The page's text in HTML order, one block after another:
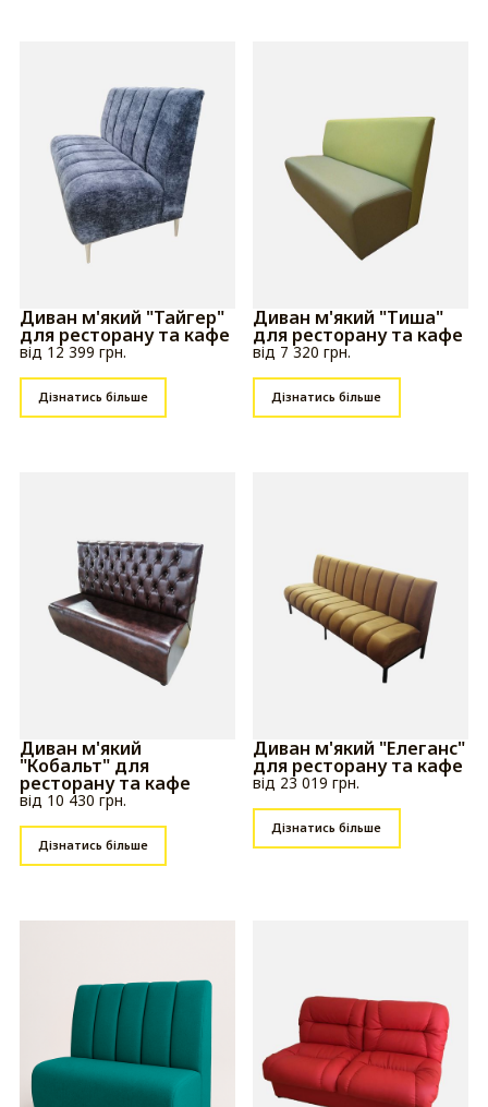
Диван м'який "Тайгер"
для ресторану та кафе
від 12 399 грн.
Дізнатись більше
Диван м'який "Тиша"
для ресторану та кафе
від 7 320 грн.
Дізнатись більше
Диван м'який
"Кобальт" для
ресторану та кафе
від 10 430 грн.
Дізнатись більше
Диван м'який "Елеганс"
для ресторану та кафе
від 23 019 грн.
Дізнатись більше